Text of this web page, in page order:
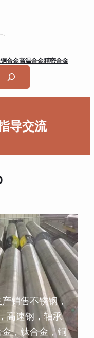
铜合金高温合金精密合金
导交流
销售不锈钢，
高速钢，轴承
，钛合金，铜